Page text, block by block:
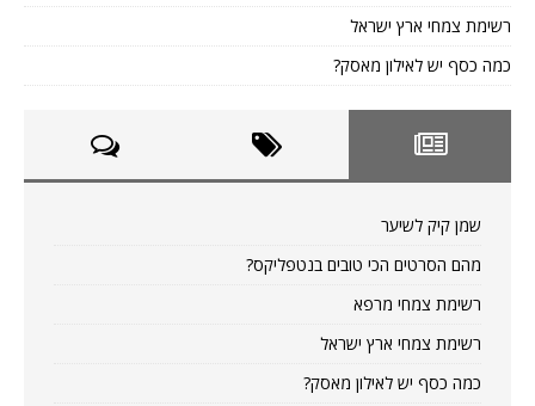
רשימת צמחי ארץ ישראל
כמה כסף יש לאילון מאסק?
שמן קיק לשיער
מהם הסרטים הכי טובים בנטפליקס?
רשימת צמחי מרפא
רשימת צמחי ארץ ישראל
כמה כסף יש לאילון מאסק?